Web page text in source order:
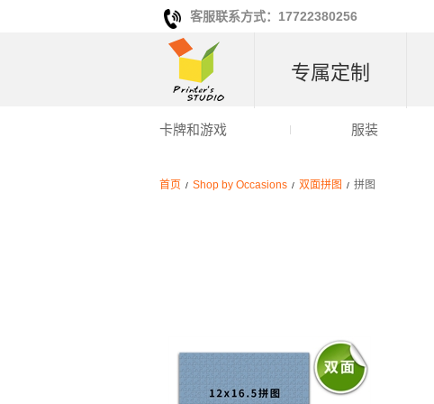
首页 / Shop by Occasions / 双面拼图 / 拼图
客服联系方式：17722380256
专属定制
卡牌和游戏 服装